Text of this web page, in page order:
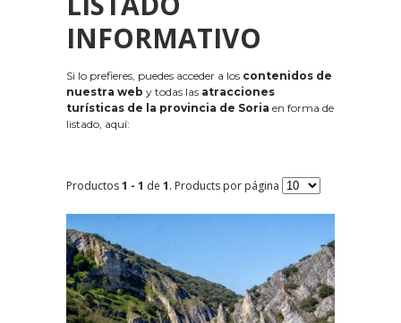
INFORMATIVO
Si lo prefieres, puedes acceder a los contenidos de
nuestra web y todas las atracciones
turísticas de la provincia de Soria en forma de
listado, aquí:
Productos1 - 1 de 1. Products por página